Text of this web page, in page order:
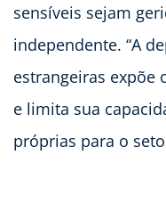
sensíveis sejam
independente. “A
estrangeiras expõe
e limita sua
próprias para o